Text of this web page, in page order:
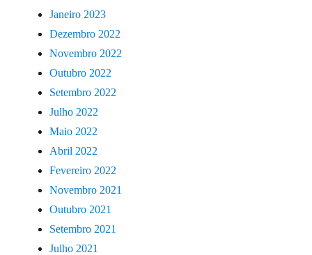
Janeiro 2023
Dezembro 2022
Novembro 2022
Outubro 2022
Setembro 2022
Julho 2022
Maio 2022
Abril 2022
Fevereiro 2022
Novembro 2021
Outubro 2021
Setembro 2021
Julho 2021